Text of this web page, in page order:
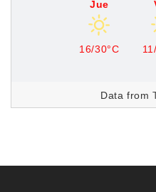
Jue
16/30°C
Data from